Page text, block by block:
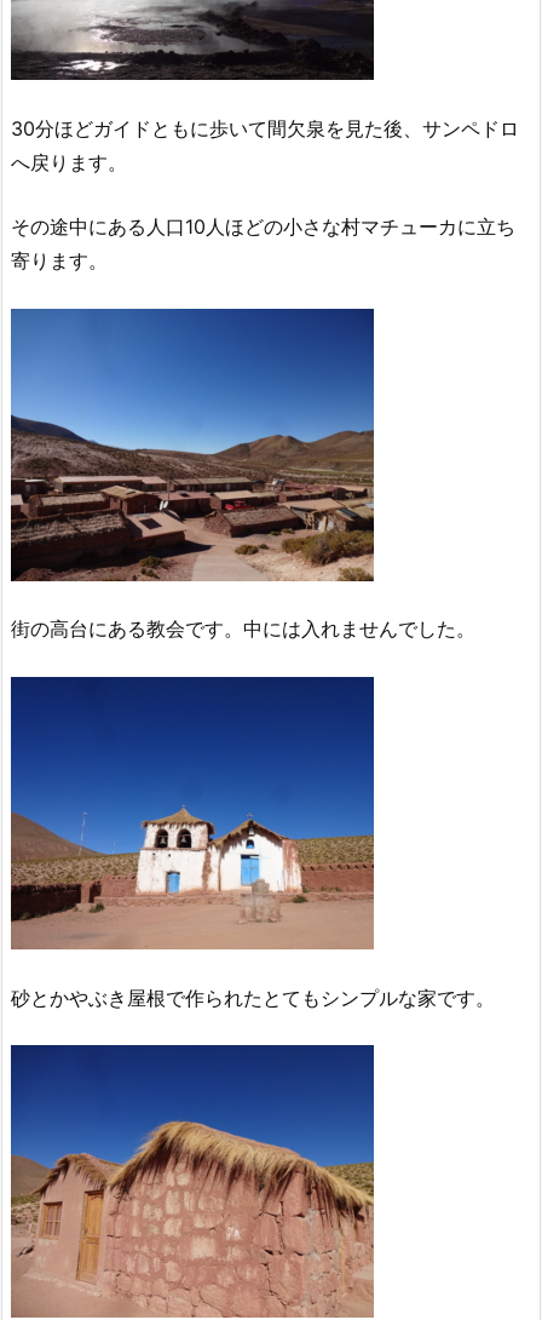
30分ほどガイドともに歩いて間欠泉を見た後、サンペドロ
へ戻ります。
その途中にある人口10人ほどの小さな村マチューカに立ち
寄ります。
街の高台にある教会です。中には入れませんでした。
砂とかやぶき屋根で作られたとてもシンプルな家です。